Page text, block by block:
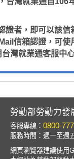
證者，即可以該信
信箱認證，可使
灣就業通客服中
勞動部勞動力發
客服專線：0800-
服務時間：週一至週
網頁瀏覽器建議使用